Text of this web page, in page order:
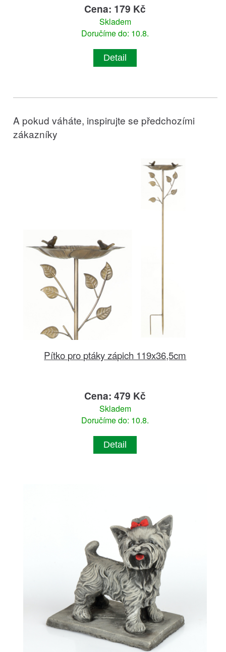
Cena: 179 Kč
Skladem
Doručíme do: 10.8.
Detail
A pokud váháte, inspirujte se předchozími
zákazníky
Pítko pro ptáky zápich 119x36,5cm
Cena: 479 Kč
Skladem
Doručíme do: 10.8.
Detail